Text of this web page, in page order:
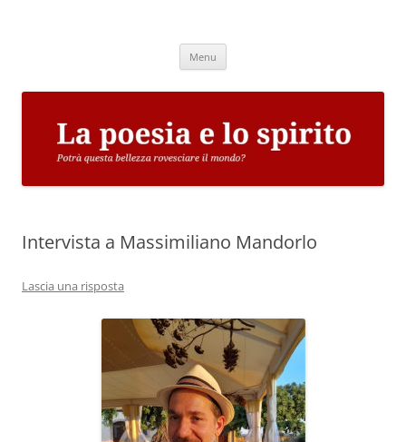
Menu
Intervista a Massimiliano Mandorlo
Lascia una risposta